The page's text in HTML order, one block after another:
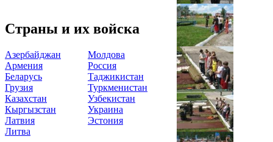
Страны и их войска
Азербайджан
Армения
Беларусь
Грузия
Казахстан
Кыргызстан
Латвия
Литва
Молдова
Россия
Таджикистан
Туркменистан
Узбекистан
Украина
Эстония